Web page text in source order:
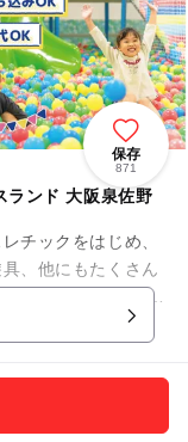
保存
871
ランド 大阪泉佐野
チックをはじめ、
、他にもたくさん
ム機もフリープレ